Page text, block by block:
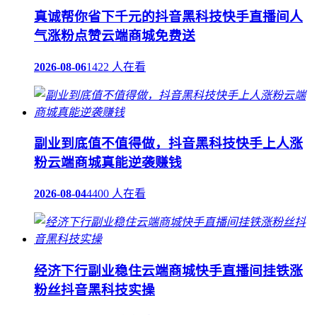
真诚帮你省下千元的抖音黑科技快手直播间人
气涨粉点赞云端商城免费送
2026-08-061422 人在看
副业到底值不值得做，抖音黑科技快手上人涨
粉云端商城真能逆袭赚钱
2026-08-044400 人在看
经济下行副业稳住云端商城快手直播间挂铁涨
粉丝抖音黑科技实操